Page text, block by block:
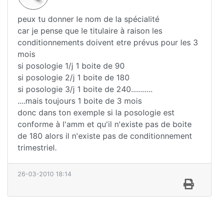
peux tu donner le nom de la spécialité
car je pense que le titulaire à raison les
conditionnements doivent etre prévus pour les 3
mois
si posologie 1/j 1 boite de 90
si posologie 2/j 1 boite de 180
si posologie 3/j 1 boite de 240...........
....mais toujours 1 boite de 3 mois
donc dans ton exemple si la posologie est
conforme à l'amm et qu'il n'existe pas de boite
de 180 alors il n'existe pas de conditionnement
trimestriel.
26-03-2010 18:14